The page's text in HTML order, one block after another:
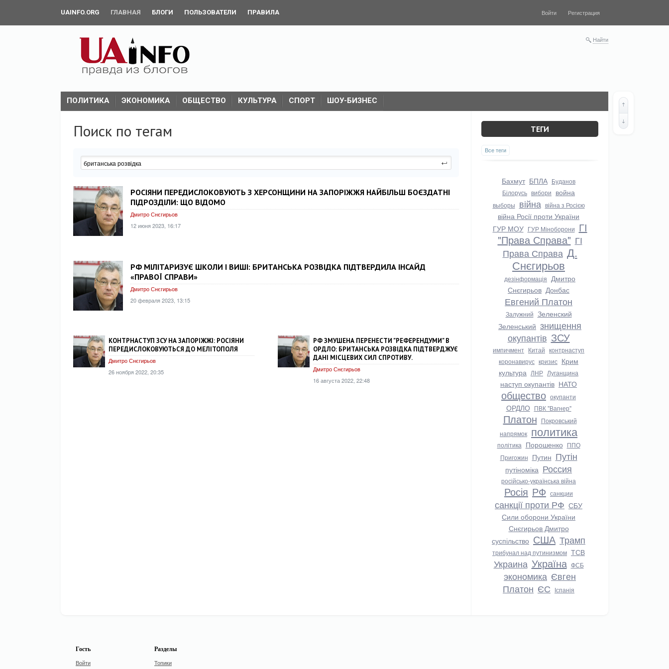
UAINFO.ORG ГЛАВНАЯ БЛОГИ ПОЛЬЗОВАТЕЛИ ПРАВИЛА Войти Регистрация
Найти
ПОЛИТИКА ЭКОНОМИКА ОБЩЕСТВО КУЛЬТУРА СПОРТ ШОУ-БИЗНЕС
Поиск по тегам
РОСІЯНИ ПЕРЕДИСЛОКОВУЮТЬ З ХЕРСОНЩИНИ НА ЗАПОРІЖЖЯ НАЙБІЛЬШ БОЄЗДАТНІ
ПІДРОЗДІЛИ: ЩО ВІДОМО
Дмитро Снєгирьов
12 июня 2023, 16:17
РФ МІЛІТАРИЗУЄ ШКОЛИ І ВИШІ: БРИТАНСЬКА РОЗВІДКА ПІДТВЕРДИЛА ІНСАЙД
«ПРАВОЇ СПРАВИ»
Дмитро Снєгирьов
20 февраля 2023, 13:15
КОНТРНАСТУП ЗСУ НА ЗАПОРІЖЖІ: РОСІЯНИ
ПЕРЕДИСЛОКОВУЮТЬСЯ ДО МЕЛІТОПОЛЯ
Дмитро Снєгирьов
26 ноября 2022, 20:35
РФ ЗМУШЕНА ПЕРЕНЕСТИ "РЕФЕРЕНДУМИ" В
ОРДЛО: БРИТАНСЬКА РОЗВІДКА ПІДТВЕРДЖУЄ
ДАНІ МІСЦЕВИХ СИЛ СПРОТИВУ.
Дмитро Снєгирьов
16 августа 2022, 22:48
ТЕГИ
Все теги
Бахмут БПЛА Буданов
Білорусь вибори война
выборы війна війна з Росією
війна Росії проти України
ГУР МОУ ГУР Міноборони ГІ
"Права Справа" ГІ
Права Справа Д.
Снєгирьов
дезінформація Дмитро
Снєгирьов Донбас
Евгений Платон
Залужний Зеленский
Зеленський знищення
окупантів ЗСУ
импичмент Китай контрнаступ
коронавирус кризис Крим
культура ЛНР Луганщина
наступ окупантів НАТО
общество окупанти
ОРДЛО ПВК "Вагнер"
Платон Покровський
напрямок политика
політика Порошенко ППО
Пригожин Путин Путін
путіноміка Россия
російсько-українська війна
Росія РФ санкции
санкції проти РФ СБУ
Сили оборони України
Снєгирьов Дмитро
суспільство США Трамп
трибунал над путинизмом ТСВ
Украина Україна ФСБ
экономика Євген
Платон ЄС Іспанія
Гость
Войти
Разделы
Топики